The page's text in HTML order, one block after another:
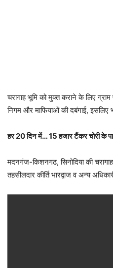
चरागाह भूमि को मुक्त कराने के लिए
निगम और माफियाओं की दबंगाई, इसलिए
हर 20 दिन में… 15 हजार टैंकर चोरी के
मदनगंज-किशनगढ, सिनोदिया की
तहसीलदार कीर्ति भारद्वाज व अन्य